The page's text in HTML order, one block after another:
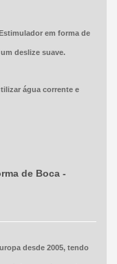
em forma de
deslize suave.
água corrente e
de Boca -
desde 2005, tendo